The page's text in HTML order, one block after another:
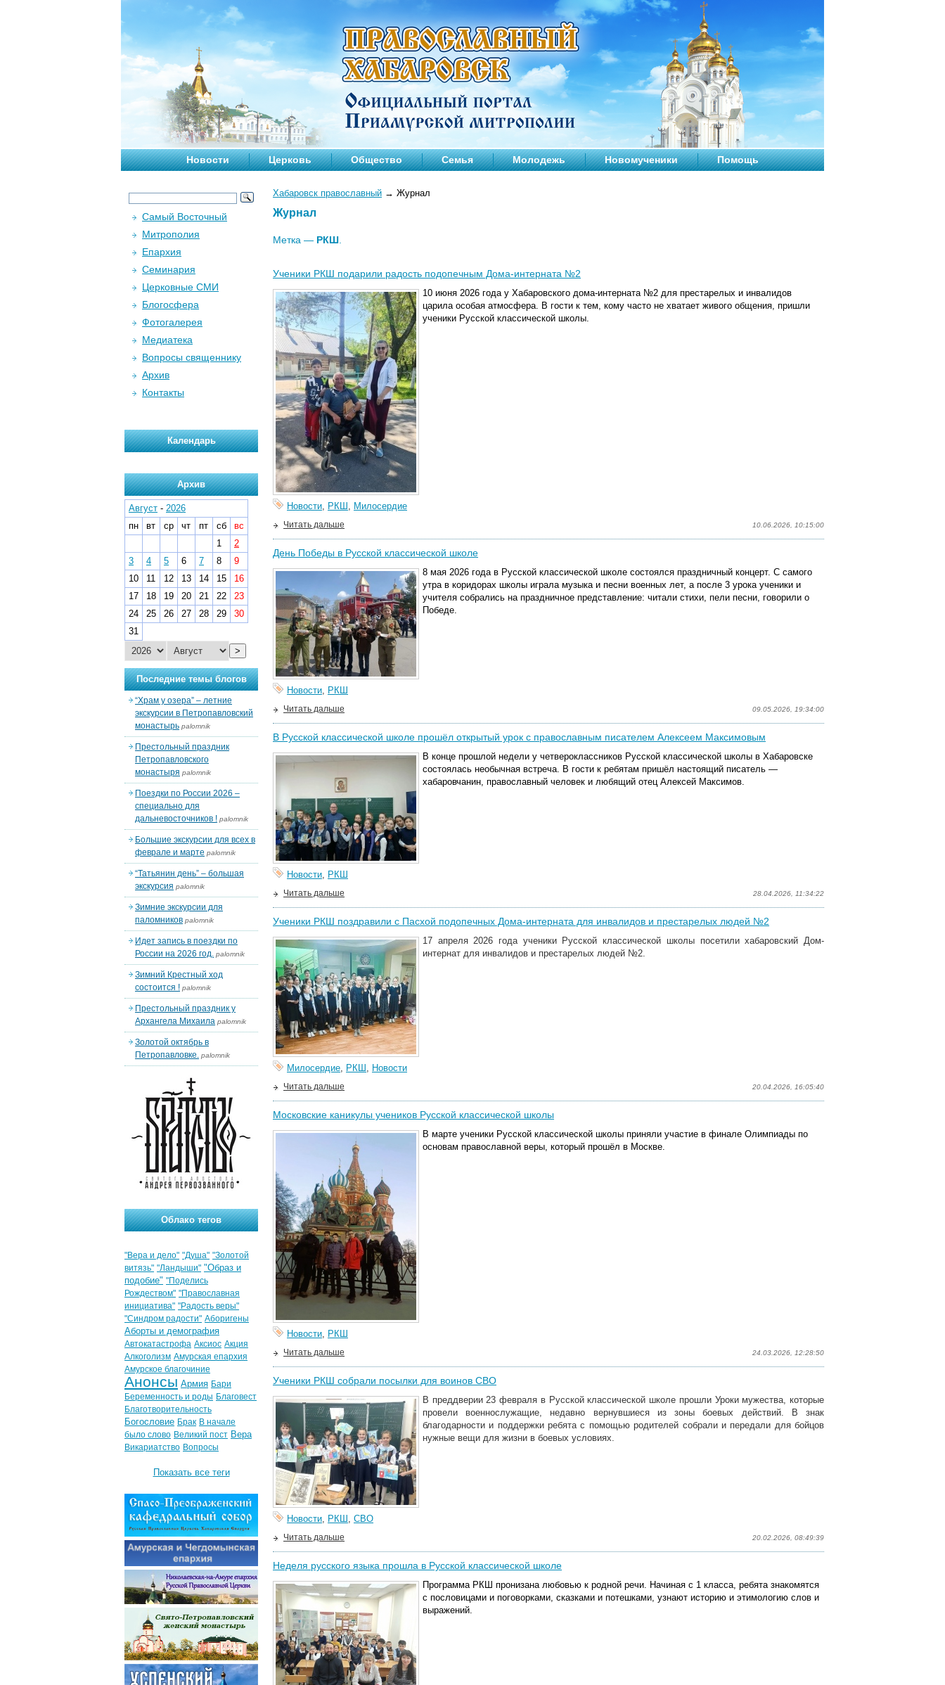
Новости Церковь Общество Семья Молодежь Новомученики Помощь
Хабаровск православный → Журнал
Журнал
Метка — РКШ
Ученики РКШ подарили радость подопечным Дома-интерната №2
10 июня 2026 года у Хабаровского дома-интерната №2 для престарелых и инвалидов
царила особая атмосфера. В гости к тем, кому часто не хватает живого общения, пришли
ученики Русской классической школы.
Новости, РКШ , Милосердие
10.06.2026, 10:15:00
Читать дальше
День Победы в Русской классической школе
8 мая 2026 года в Русской классической школе состоялся праздничный концерт. С самого
утра в коридорах школы играла музыка и песни военных лет, а после 3 урока ученики и
учителя собрались на праздничное представление: читали стихи, пели песни, говорили о
Победе.
Новости, РКШ
09.05.2026, 19:34:00
Читать дальше
В Русской классической школе прошёл открытый урок с православным писателем Алексеем Максимовым
В конце прошлой недели у четвероклассников Русской классической школы в Хабаровске
состоялась необычная встреча. В гости к ребятам пришёл настоящий писатель —
хабаровчанин, православный человек и любящий отец Алексей Максимов.
Новости, РКШ
28.04.2026, 11:34:22
Читать дальше
Ученики РКШ поздравили с Пасхой подопечных Дома-интерната для инвалидов и престарелых людей №2
17 апреля 2026 года ученики Русской классической школы посетили хабаровский Дом-
интернат для инвалидов и престарелых людей №2.
Милосердие, РКШ , Новости
20.04.2026, 16:05:40
Читать дальше
Московские каникулы учеников Русской классической школы
В марте ученики Русской классической школы приняли участие в финале Олимпиады по
основам православной веры, который прошёл в Москве.
Новости, РКШ
24.03.2026, 12:28:50
Читать дальше
Ученики РКШ собрали посылки для воинов СВО
В преддверии 23 февраля в Русской классической школе прошли Уроки мужества, которые
провели военнослужащие, недавно вернувшиеся из зоны боевых действий. В знак
благодарности и поддержки ребята с помощью родителей собрали и передали для бойцов
нужные вещи для жизни в боевых условиях.
Новости, РКШ , СВО
20.02.2026, 08:49:39
Читать дальше
Неделя русского языка прошла в Русской классической школе
Программа РКШ пронизана любовью к родной речи. Начиная с 1 класса, ребята знакомятся
с пословицами и поговорками, сказками и потешками, узнают историю и этимологию слов и
выражений.
Самый Восточный
Митрополия
Епархия
Семинария
Церковные СМИ
Блогосфера
Фотогалерея
Медиатека
Вопросы священнику
Архив
Контакты
Календарь
Архив
Август - 2026
пн
вт ср чт пт сб
вс
1
2
3
4 5 6 7 8
9
10
11 12 13 14 15
16
17
18 19 20 21 22
23
24
25 26 27 28 29
30
31
>
Последние темы блогов
“Храм у озера” – летние
экскурсии в Петропавловский
монастырь palomnik
Престольный праздник
Петропавловского
монастыря palomnik
Поездки по России 2026 –
специально для
дальневосточников ! palomnik
Большие экскурсии для всех в
феврале и марте palomnik
“Татьянин день” – большая
экскурсия palomnik
Зимние экскурсии для
паломников palomnik
Идет запись в поездки по
России на 2026 год. palomnik
Зимний Крестный ход
состоится ! palomnik
Престольный праздник у
Архангела Михаила palomnik
Золотой октябрь в
Петропавловке. palomnik
Облако тегов
"Вера и дело" "Душа" "Золотой
витязь" "Ландыши" "Образ и
подобие" "Поделись
Рождеством" "Православная
инициатива" "Радость веры"
"Синдром радости" Аборигены
Аборты и демография
Автокатастрофа Аксиос Акция
Алкоголизм Амурская епархия
Амурское благочиние
Анонсы Армия Бари
Беременность и роды Благовест
Благотворительность
Богословие Брак В начале
было слово Великий пост Вера
Викариатство Вопросы
Показать все теги